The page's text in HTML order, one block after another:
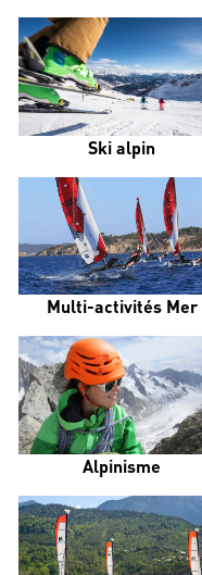
Ski alpin
Multi-activités Mer
Alpinisme